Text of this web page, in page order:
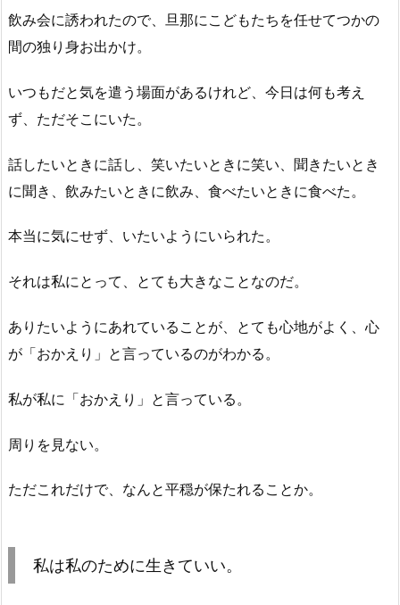
飲み会に誘われたので、旦那にこどもたちを任せてつかの
間の独り身お出かけ。
いつもだと気を遣う場面があるけれど、今日は何も考え
ず、ただそこにいた。
話したいときに話し、笑いたいときに笑い、聞きたいとき
に聞き、飲みたいときに飲み、食べたいときに食べた。
本当に気にせず、いたいようにいられた。
それは私にとって、とても大きなことなのだ。
ありたいようにあれていることが、とても心地がよく、心
が「おかえり」と言っているのがわかる。
私が私に「おかえり」と言っている。
周りを見ない。
ただこれだけで、なんと平穏が保たれることか。
私は私のために生きていい。